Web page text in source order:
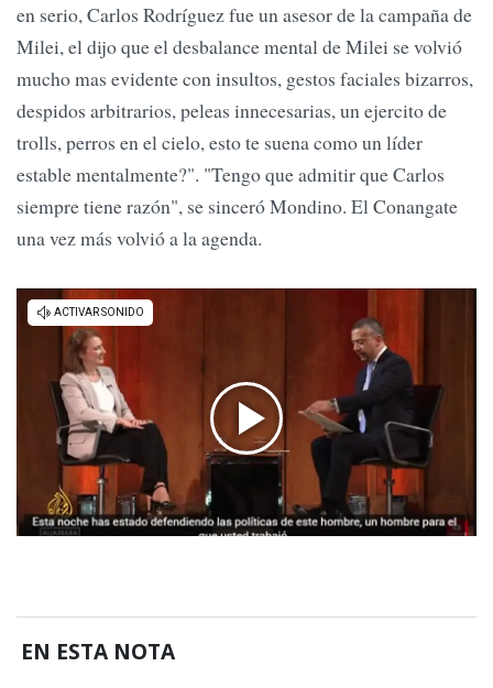
en serio, Carlos Rodríguez fue un asesor de la campaña de
Milei, el dijo que el desbalance mental de Milei se volvió
mucho mas evidente con insultos, gestos faciales bizarros,
despidos arbitrarios, peleas innecesarias, un ejercito de
trolls, perros en el cielo, esto te suena como un líder
estable mentalmente?". "Tengo que admitir que Carlos
siempre tiene razón", se sinceró Mondino. El Conangate
una vez más volvió a la agenda.
EN ESTA NOTA